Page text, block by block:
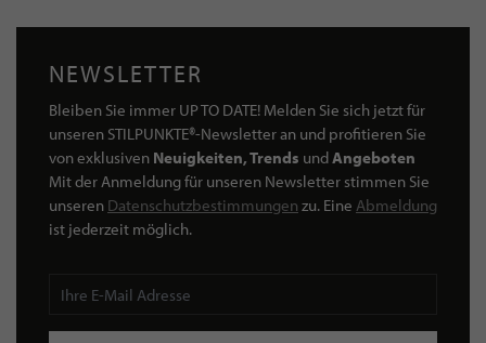
NEWSLETTER
Bleiben Sie immer UP TO DATE! Melden Sie sich jetzt für
unseren STILPUNKTE®-Newsletter an und profitieren Sie
von exklusiven Neuigkeiten, Trends undAngeboten
Mit der Anmeldung für unseren Newsletter stimmen Sie
unseren Datenschutzbestimmungen zu. Eine Abmeldung
ist jederzeit möglich.